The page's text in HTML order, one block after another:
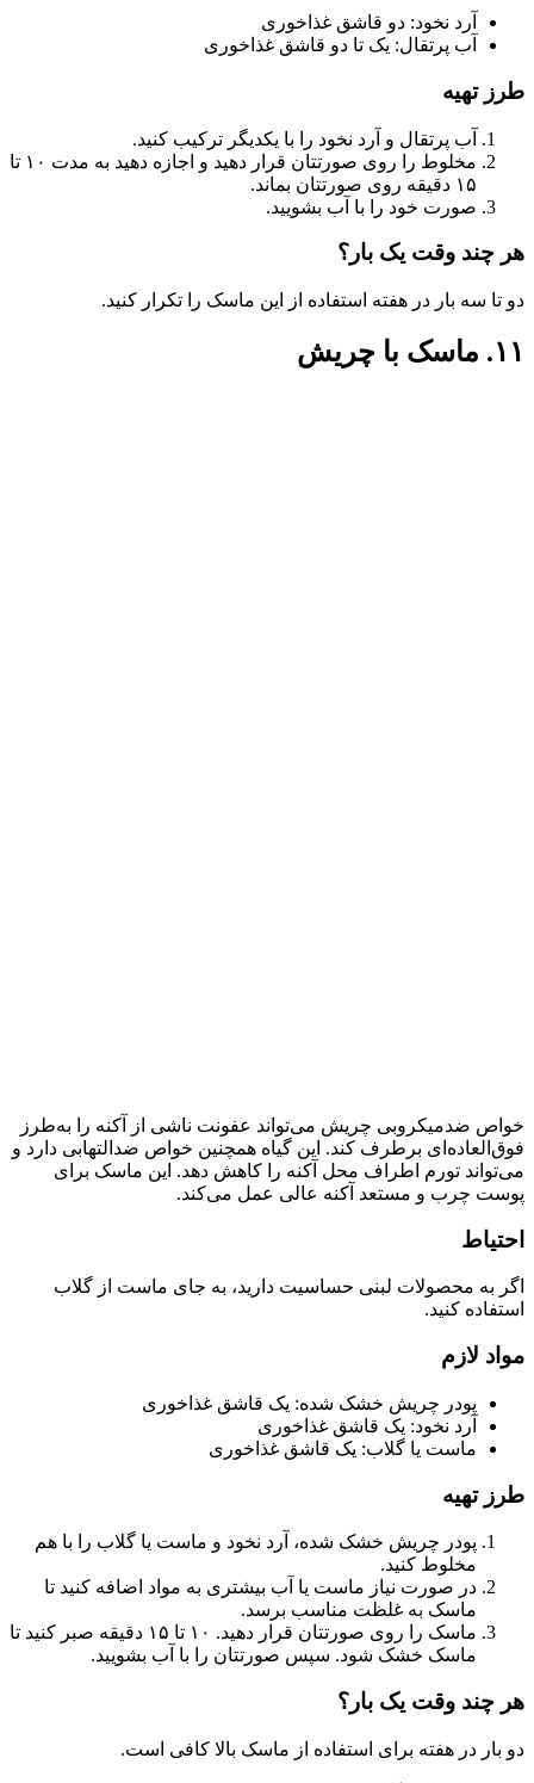
آرد نخود: دو قاشق غذاخوری
آب پرتقال: یک تا دو قاشق غذاخوری
طرز تهیه
آب پرتقال و آرد نخود را با یکدیگر ترکیب کنید.
مخلوط را روی صورتتان قرار دهید و اجازه دهید به مدت ۱۰ تا
۱۵ دقیقه روی صورتتان بماند.
صورت خود را با آب بشویید.
هر چند وقت یک بار؟
دو تا سه بار در هفته استفاده از این ماسک را تکرار کنید.
۱۱. ماسک با چریش
خواص ضدمیکروبی چریش می‌تواند عفونت ناشی از آکنه را به‌طرز
فوق‌العاده‌ای برطرف کند. این گیاه همچنین خواص ضدالتهابی دارد و
می‌تواند تورم اطراف محل آکنه را کاهش دهد. این ماسک برای
پوست چرب و مستعد آکنه عالی عمل می‌کند.
احتیاط
اگر به محصولات لبنی حساسیت دارید، به جای ماست از گلاب
استفاده کنید.
مواد لازم
پودر چریش خشک شده: یک قاشق غذاخوری
آرد نخود: یک قاشق غذاخوری
ماست یا گلاب: یک قاشق غذاخوری
طرز تهیه
پودر چریش خشک شده، آرد نخود و ماست یا گلاب را با هم
مخلوط کنید.
در صورت نیاز ماست یا آب بیشتری به مواد اضافه کنید تا
ماسک به غلظت مناسب برسد.
ماسک را روی صورتتان قرار دهید. ۱۰ تا ۱۵ دقیقه صبر کنید تا
ماسک خشک شود. سپس صورتتان را با آب بشویید.
هر چند وقت یک بار؟
دو بار در هفته برای استفاده از ماسک بالا کافی است.